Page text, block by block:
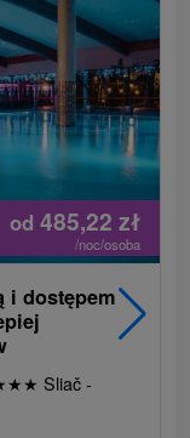
od 485,22 zł
/noc/osoba
i dostępem
★★ Sliač -